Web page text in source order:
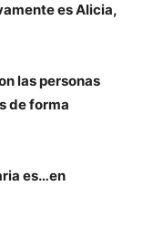
es Alicia,
las personas
de forma
es…en